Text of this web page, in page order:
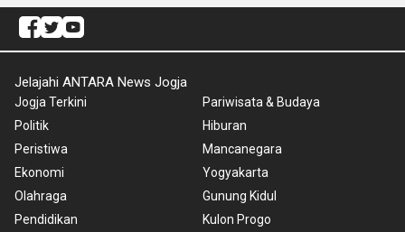
Jelajahi ANTARA News Jogja
Jogja Terkini
Politik
Peristiwa
Ekonomi
Olahraga
Pendidikan
Pariwisata & Budaya
Hiburan
Mancanegara
Yogyakarta
Gunung Kidul
Kulon Progo